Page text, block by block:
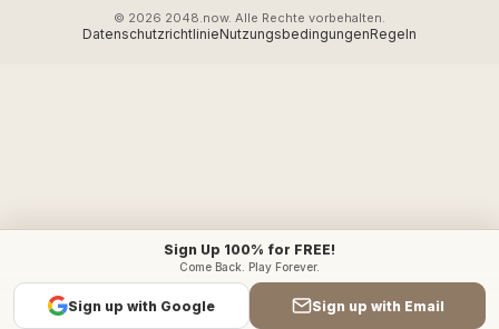
© 2026 2048.now. Alle Rechte vorbehalten.
DatenschutzrichtlinieNutzungsbedingungenRegeln
Sign Up 100% for FREE!
Come Back. Play Forever.
Sign up with Google Sign up with Email